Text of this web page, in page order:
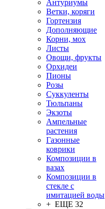
Антуриумы
Ветки, коряги
Гортензия
Дополняющие
Корни, мох
Листы
Овощи, фрукты
Орхидеи
Пионы
Розы
Суккуленты
Тюльпаны
Экзоты
Ампельные
растения
Газонные
коврики
Композиции в
вазах
Композиции в
стекле с
имитацией воды
+ ЕЩЕ 32